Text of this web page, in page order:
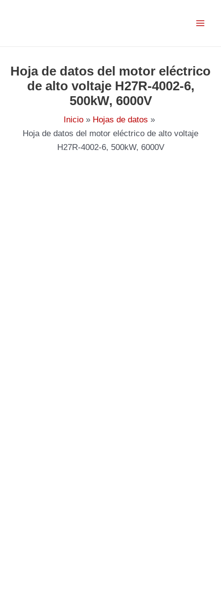
Hoja de datos del motor eléctrico
de alto voltaje H27R-4002-6,
500kW, 6000V
Inicio
Hojas de datos
Hoja de datos del motor eléctrico de alto voltaje
H27R-4002-6, 500kW, 6000V